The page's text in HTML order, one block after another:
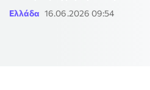
Ελλάδα 16.06.2026 09:54